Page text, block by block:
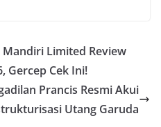
Mandiri Limited Review
Gercep Cek Ini!
Prancis Resmi Akui
Utang Garuda